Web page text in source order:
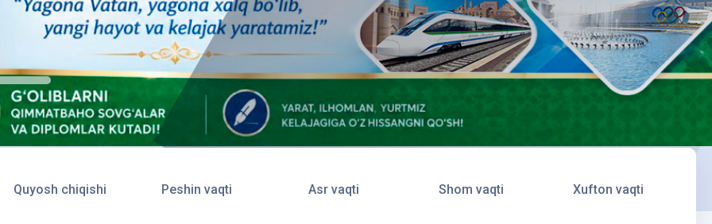
Quyosh chiqishi Peshin vaqti Asr vaqti Shom vaqti Xufton vaqti